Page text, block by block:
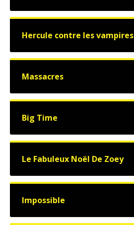
Hercule contre les vampires
Massacres
Big Time
Le Fabuleux Noël De Zoey
Impossible